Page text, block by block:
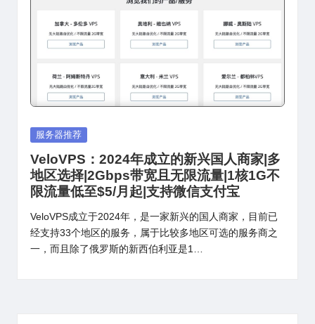
Posted
服务器推荐
VeloVPS：2024年成立的新兴国人商家|多
地区选择|2Gbps带宽且无限流量|1核1G不
限流量低至$5/月起|支持微信支付宝
VeloVPS成立于2024年，是一家新兴的国人商家，目前已
经支持33个地区的服务，属于比较多地区可选的服务商之
一，而且除了俄罗斯的新西伯利亚是1…